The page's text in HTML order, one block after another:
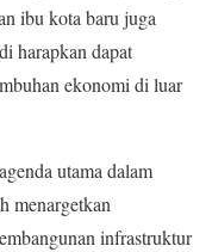
ibu kota baru juga
harapkan dapat
ekonomi di luar
utama dalam
menargetkan
infrastruktur